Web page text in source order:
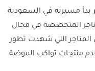
بدأ مسيرته في السعودية
المتاجر المتخصصة في مجال
المتاجر اللي شهدت تطور
منتجات تواكب الموضة